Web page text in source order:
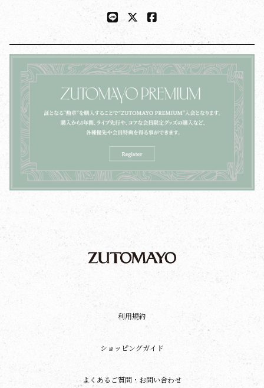
利用規約
ショッピングガイド
よくあるご質問・お問い合わせ